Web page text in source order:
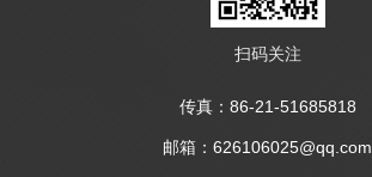
扫码关注
传真：86-21-51685818
邮箱：626106025@qq.com